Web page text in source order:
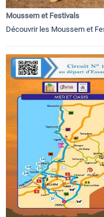
Moussem et Festivals
Découvrir les Moussem et